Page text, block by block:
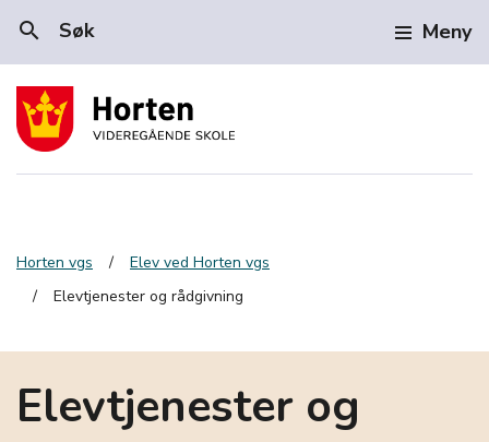
search Søk Meny
Horten vgs
Elev ved Horten vgs
Elevtjenester og rådgivning
Elevtjenester og